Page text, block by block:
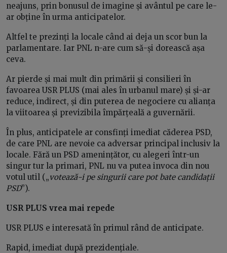
neajuns, prin bonusul de imagine și avântul pe care le-
ar obține în urma anticipatelor.
Altfel te prezinți la locale când ai deja un scor bun la
parlamentare. Iar PNL n-are cum să-și dorească așa
ceva.
Ar pierde și mai mult din primării și consilieri în
favoarea USR PLUS (mai ales în urbanul mare) și și-ar
reduce, indirect, și din puterea de negociere cu alianța
la viitoarea și previzibila împărțeală a guvernării.
În plus, anticipatele ar consfinți imediat căderea PSD,
de care PNL are nevoie ca adversar principal inclusiv la
locale. Fără un PSD amenințător, cu alegeri într-un
singur tur la primari, PNL nu va putea invoca din nou
votul util („votează-i pe singurii care pot bate candidații
PSD”).
USR PLUS vrea mai repede
USR PLUS e interesată în primul rând de anticipate.
Rapid, imediat după prezidențiale.